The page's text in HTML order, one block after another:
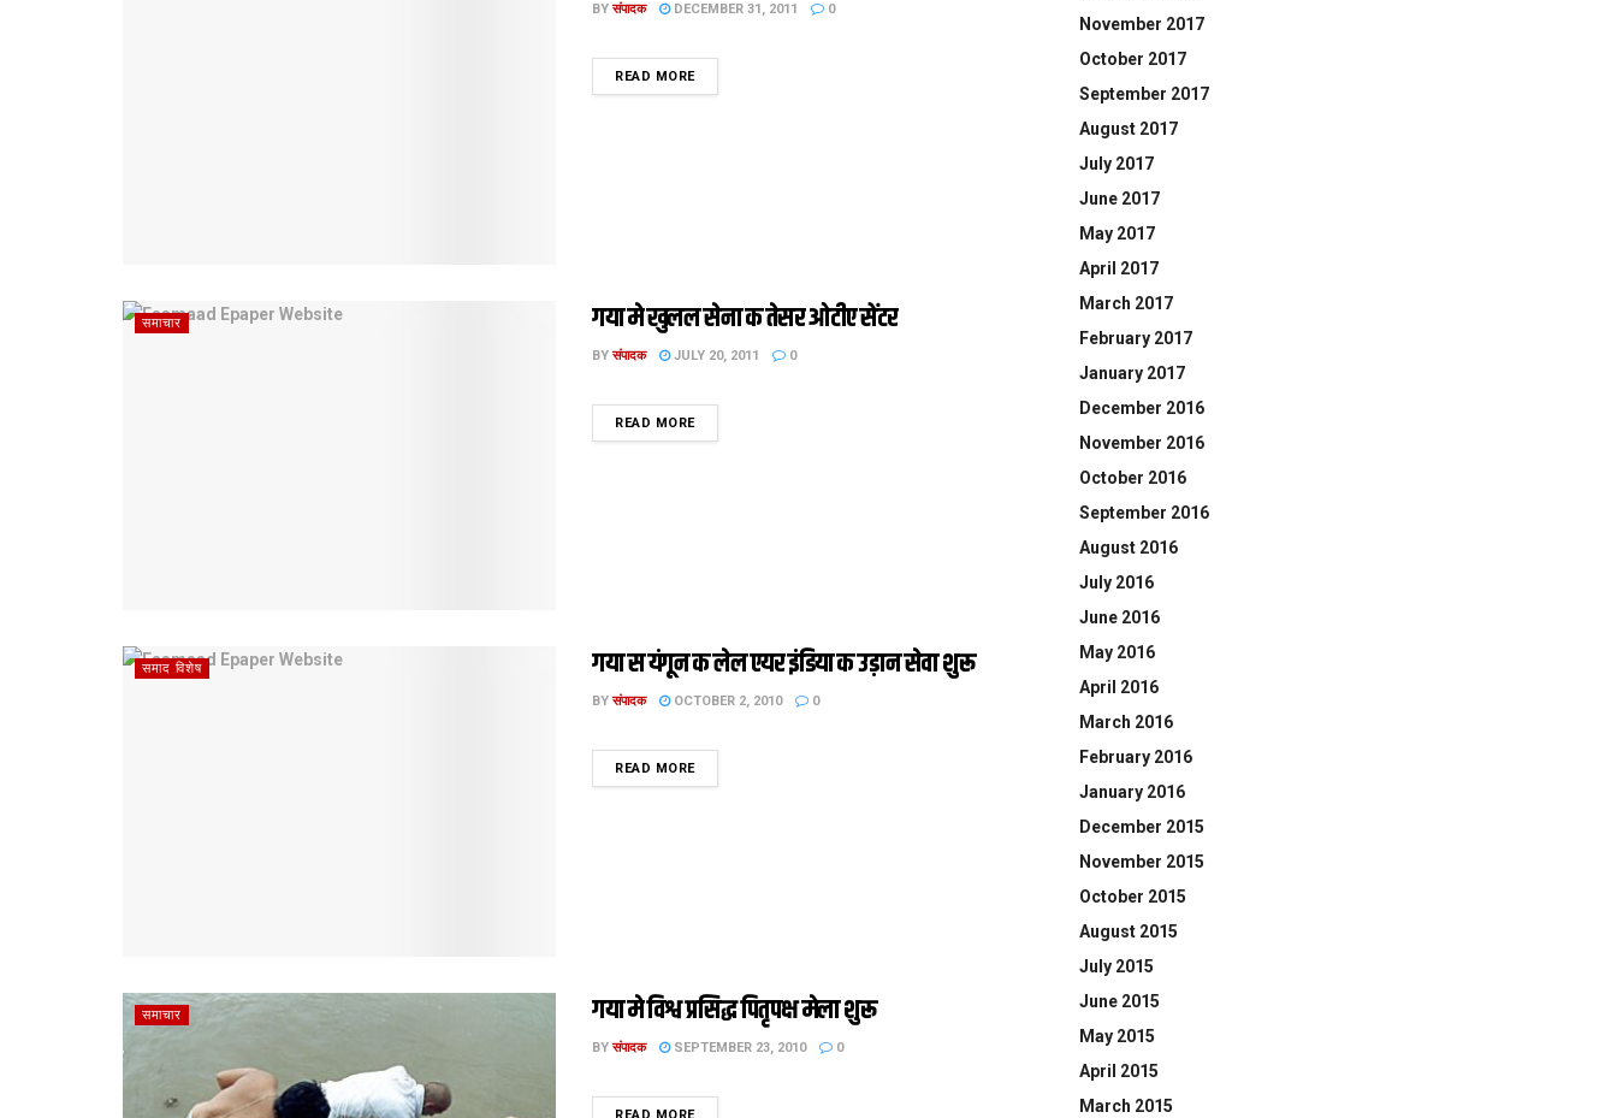
BY संपादक DECEMBER 31, 2011 0
READ MOREDETAILS
समाचार गया मे खुलल सेना क तेसर ओटीए सेंटर
BY संपादक JULY 20, 2011 0
READ MOREDETAILS
समाद विशेष गया स यंगून क लेल एयर इंडिया क उड़ान सेवा शुरू
BY संपादक OCTOBER 2, 2010 0
READ MOREDETAILS
समाचार गया मे विश्व प्रसिद्ध पितृपक्ष मेला शुरू
BY संपादक SEPTEMBER 23, 2010 0
READ MOREDETAILS
November 2017
October 2017
September 2017
August 2017
July 2017
June 2017
May 2017
April 2017
March 2017
February 2017
January 2017
December 2016
November 2016
October 2016
September 2016
August 2016
July 2016
June 2016
May 2016
April 2016
March 2016
February 2016
January 2016
December 2015
November 2015
October 2015
August 2015
July 2015
June 2015
May 2015
April 2015
March 2015